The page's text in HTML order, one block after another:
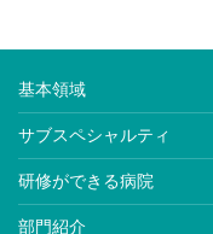
基本領域
サブスペシャルティ
研修ができる病院
部門紹介